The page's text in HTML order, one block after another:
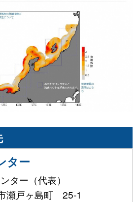
ター
ター（代表）
瀬戸ヶ島町 25-1